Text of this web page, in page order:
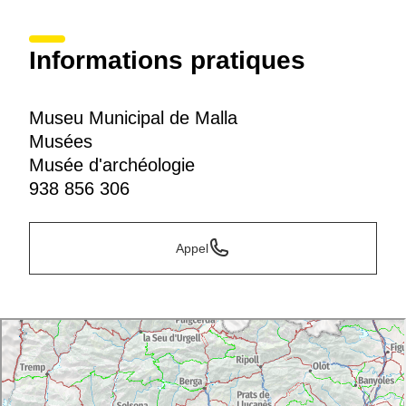
Informations pratiques
Museu Municipal de Malla
Musées
Musée d'archéologie
938 856 306
Appel